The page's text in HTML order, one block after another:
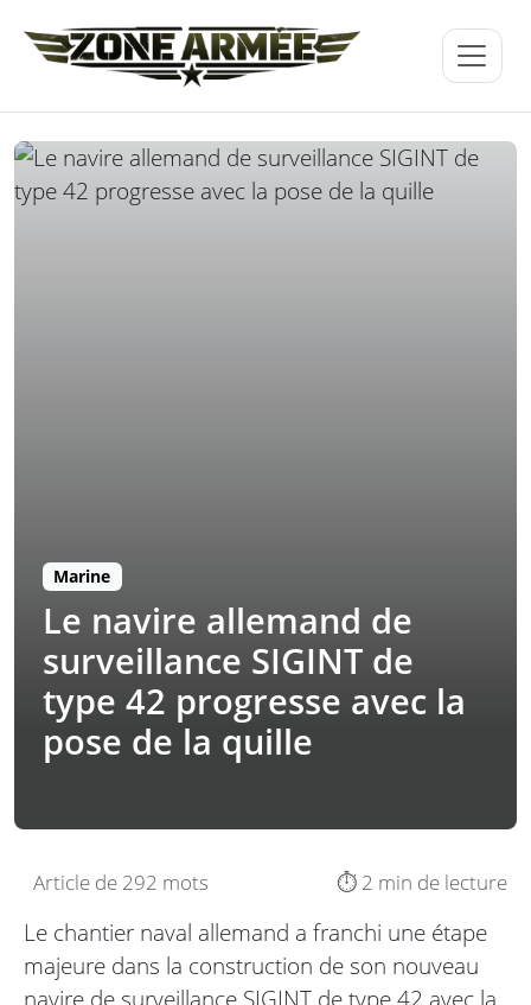
Marine
Le navire allemand de
surveillance SIGINT de
type 42 progresse avec la
pose de la quille
Article de 292 mots ⏱️ 2 min de lecture
Le chantier naval allemand a franchi une étape
majeure dans la construction de son nouveau